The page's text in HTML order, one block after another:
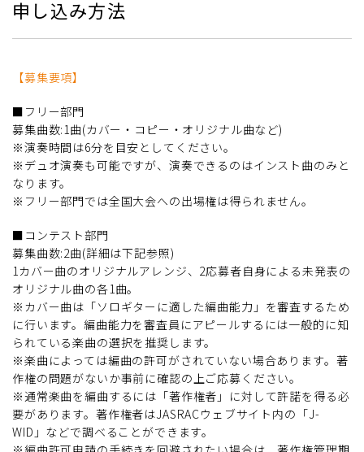
申し込み方法
【募集要項】
■フリー部門
募集曲数:1曲(カバー・コピー・オリジナル曲など)
※演奏時間は6分を目安としてください。
※デュオ演奏も可能ですが、演奏できるのはインスト曲のみと
なります。
※フリー部門では全国大会への出場権は得られません。
■コンテスト部門
募集曲数:2曲(詳細は下記参照)
1カバー曲のオリジナルアレンジ、2応募者自身による未発表の
オリジナル曲の各1曲。
※カバー曲は「ソロギターに適した編曲能力」を審査するため
に行います。編曲能力を審査員にアピールするには一般的に知
られている楽曲の選択を推奨します。
※楽曲によっては編曲の許可がされていない場合あります。著
作権の問題がないか事前に確認の上ご応募ください。
※通常楽曲を編曲するには「著作権者」に対して許諾を得る必
要があります。著作権者はJASRACウェブサイト内の「J-
WID」などで調べることができます。